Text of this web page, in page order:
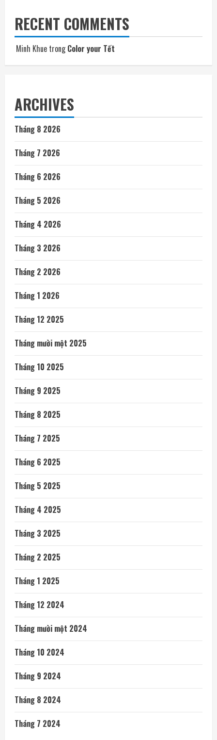
RECENT COMMENTS
Minh Khue trongColor your Tết
ARCHIVES
Tháng 8 2026
Tháng 7 2026
Tháng 6 2026
Tháng 5 2026
Tháng 4 2026
Tháng 3 2026
Tháng 2 2026
Tháng 1 2026
Tháng 12 2025
Tháng mười một 2025
Tháng 10 2025
Tháng 9 2025
Tháng 8 2025
Tháng 7 2025
Tháng 6 2025
Tháng 5 2025
Tháng 4 2025
Tháng 3 2025
Tháng 2 2025
Tháng 1 2025
Tháng 12 2024
Tháng mười một 2024
Tháng 10 2024
Tháng 9 2024
Tháng 8 2024
Tháng 7 2024